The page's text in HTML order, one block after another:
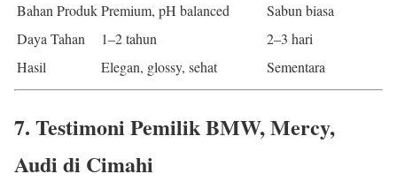
Bahan ProdukPremium, pH balanced
Sabun biasa
Daya Tahan
1–2 tahun
2–3 hari
Hasil
Elegan, glossy, sehat Sementara
7. Testimoni Pemilik BMW, Mercy,
Audi di Cimahi